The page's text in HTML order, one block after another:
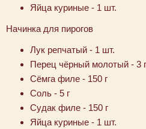
Яйца куриные - 1 шт.
Начинка для пирогов
Лук репчатый - 1 шт.
Перец чёрный молотый - 3 г
Сёмга филе - 150 г
Соль - 5 г
Судак филе - 150 г
Яйца куриные - 1 шт.